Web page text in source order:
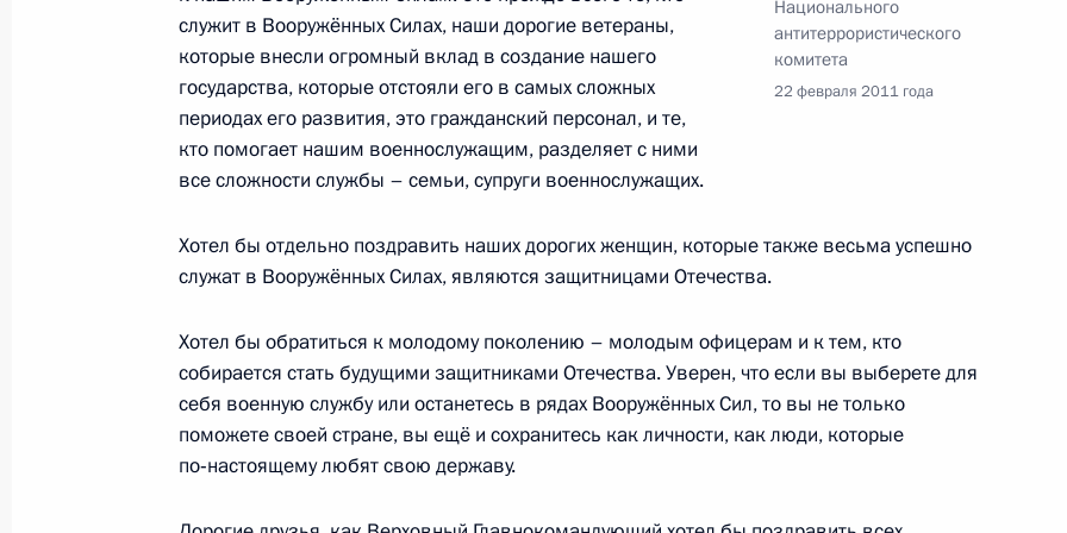
Дмитрий Медведев провёл во Владикавказе заседание
Национального антитеррористического комитета
22 февраля 2011 года, 16:00 Владикавказ
Рабочая встреча с Первым заместителем Председателя
Правительства Виктором Зубковым
22 февраля 2011 года, 09:00 Московская область, Горки
21 февраля 2011 года, понедельник
Встреча с офицерами Вооружённых Сил
21 февраля 2011 года, 19:15 Московская область, Горки
Национального
антитеррористического
комитета
22 февраля 2011 года
служит в Вооружённых Силах, наши дорогие ветераны,
которые внесли огромный вклад в создание нашего
государства, которые отстояли его в самых сложных
периодах его развития, это гражданский персонал, и те,
кто помогает нашим военнослужащим, разделяет с ними
все сложности службы – семьи, супруги военнослужащих.
Хотел бы отдельно поздравить наших дорогих женщин, которые также весьма успешно
служат в Вооружённых Силах, являются защитницами Отечества.
Хотел бы обратиться к молодому поколению – молодым офицерам и к тем, кто
собирается стать будущими защитниками Отечества. Уверен, что если вы выберете для
себя военную службу или останетесь в рядах Вооружённых Сил, то вы не только
поможете своей стране, вы ещё и сохранитесь как личности, как люди, которые
по‑настоящему любят свою державу.